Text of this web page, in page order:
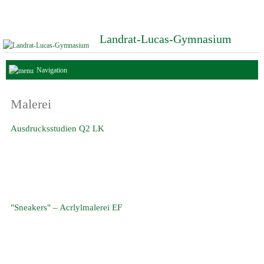
Landrat-Lucas-Gymnasium
Navigation
Malerei
Ausdrucksstudien Q2 LK
"Sneakers" – Acrlylmalerei EF